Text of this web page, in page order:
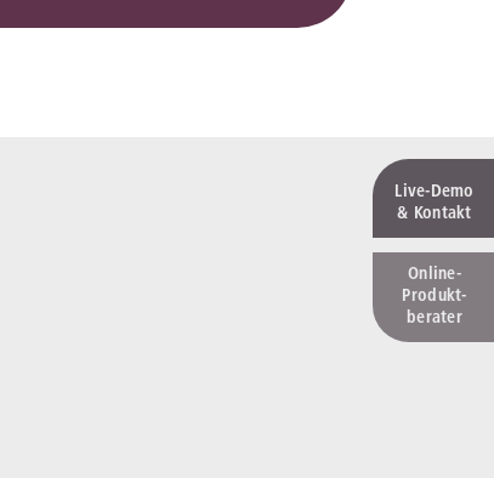
Live‑Demo
& Kontakt
Online-
Produkt­
berater